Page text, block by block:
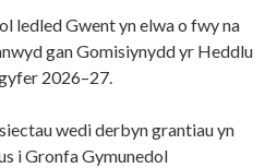
ledled Gwent yn elwa o fwy na
gan Gomisiynydd yr Heddlu
2026–27.
wedi derbyn grantiau yn
i Gronfa Gymunedol